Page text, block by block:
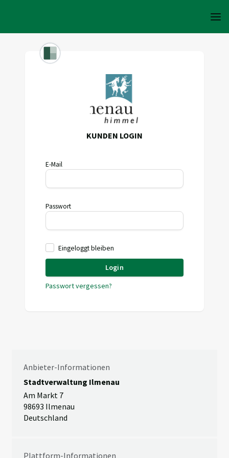
KUNDEN LOGIN
E-Mail
Passwort
Eingeloggt bleiben
Login
Passwort vergessen?
Anbieter-Informationen
Stadtverwaltung Ilmenau
Am Markt 7
98693 Ilmenau
Deutschland
Plattform-Informationen